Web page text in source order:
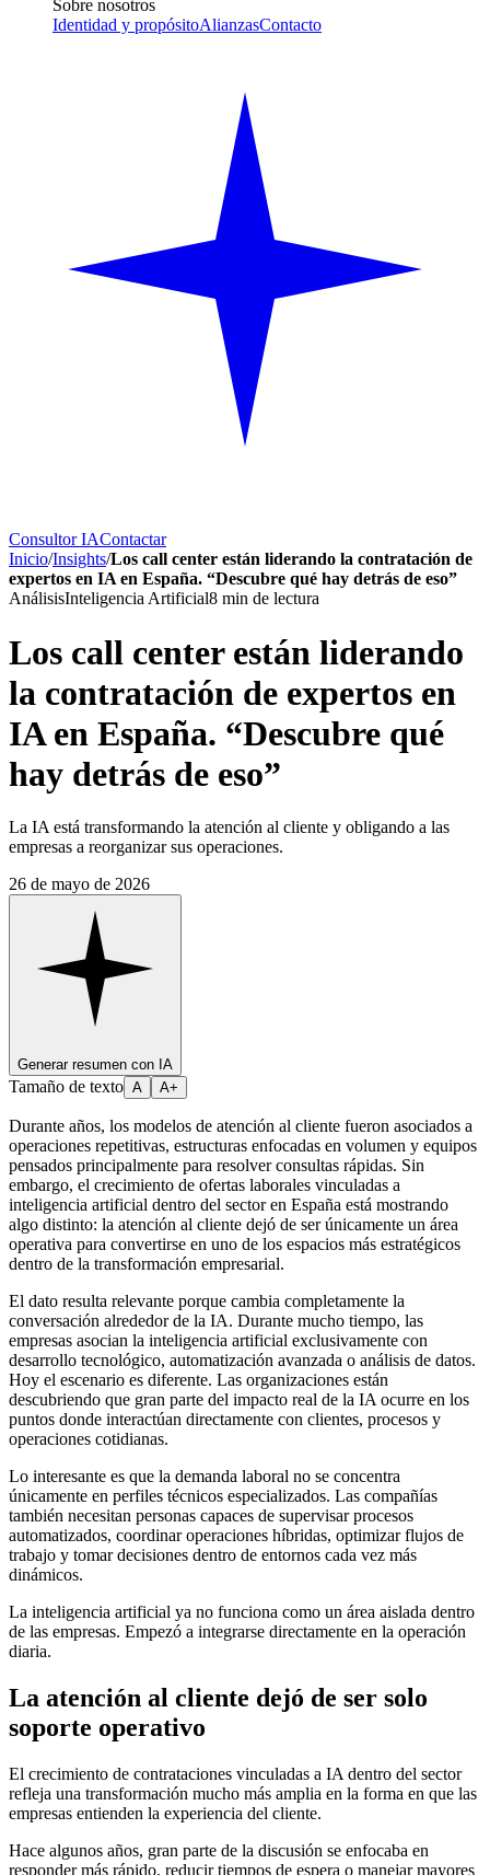
Sobre nosotros
Identidad y propósitoAlianzasContacto
Consultor IAContactar
Inicio/Insights/Los call center están liderando la contratación de
expertos en IA en España. “Descubre qué hay detrás de eso”
AnálisisInteligencia Artificial8 min de lectura
Los call center están liderando
la contratación de expertos en
IA en España. “Descubre qué
hay detrás de eso”
La IA está transformando la atención al cliente y obligando a las
empresas a reorganizar sus operaciones.
26 de mayo de 2026
Generar resumen con IA
Tamaño de texto A A+
Durante años, los modelos de atención al cliente fueron asociados a
operaciones repetitivas, estructuras enfocadas en volumen y equipos
pensados principalmente para resolver consultas rápidas. Sin
embargo, el crecimiento de ofertas laborales vinculadas a
inteligencia artificial dentro del sector en España está mostrando
algo distinto: la atención al cliente dejó de ser únicamente un área
operativa para convertirse en uno de los espacios más estratégicos
dentro de la transformación empresarial.
El dato resulta relevante porque cambia completamente la
conversación alrededor de la IA. Durante mucho tiempo, las
empresas asocian la inteligencia artificial exclusivamente con
desarrollo tecnológico, automatización avanzada o análisis de datos.
Hoy el escenario es diferente. Las organizaciones están
descubriendo que gran parte del impacto real de la IA ocurre en los
puntos donde interactúan directamente con clientes, procesos y
operaciones cotidianas.
Lo interesante es que la demanda laboral no se concentra
únicamente en perfiles técnicos especializados. Las compañías
también necesitan personas capaces de supervisar procesos
automatizados, coordinar operaciones híbridas, optimizar flujos de
trabajo y tomar decisiones dentro de entornos cada vez más
dinámicos.
La inteligencia artificial ya no funciona como un área aislada dentro
de las empresas. Empezó a integrarse directamente en la operación
diaria.
La atención al cliente dejó de ser solo
soporte operativo
El crecimiento de contrataciones vinculadas a IA dentro del sector
refleja una transformación mucho más amplia en la forma en que las
empresas entienden la experiencia del cliente.
Hace algunos años, gran parte de la discusión se enfocaba en
responder más rápido, reducir tiempos de espera o manejar mayores